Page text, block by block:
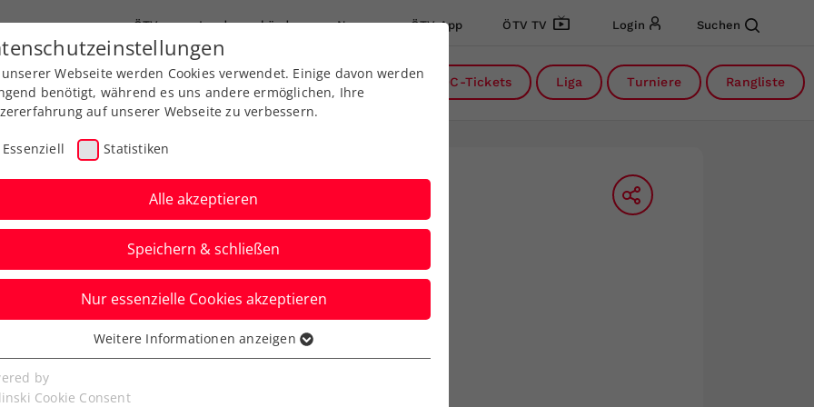
ÖTV Landesverbände News ÖTV App ÖTV TV Login Suchen
Ausbildung Services Über uns DC-Tickets Liga Turniere Rangliste
Jussel
Koblach (VTV)
live
Inside-In
Der Podcast des ÖTV
Inside-In
Webseite werden Cookies verwendet. Einige davon werden
benötigt, während es uns andere ermöglichen, Ihre
auf unserer Webseite zu verbessern.
Essenziell Statistiken
Alle akzeptieren
Speichern & schließen
Nur essenzielle Cookies akzeptieren
Cookies werden für grundlegende Funktionen der
benötigt. Dadurch ist gewährleistet, dass die Webseite
Weitere Informationen anzeigen
by
Cookie Consent